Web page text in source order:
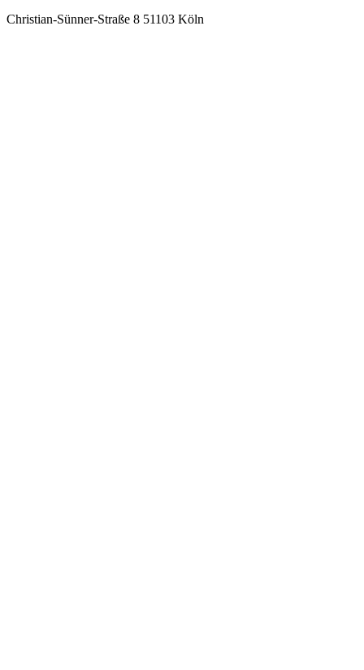
Christian-Sünner-Straße 8 51103 Köln